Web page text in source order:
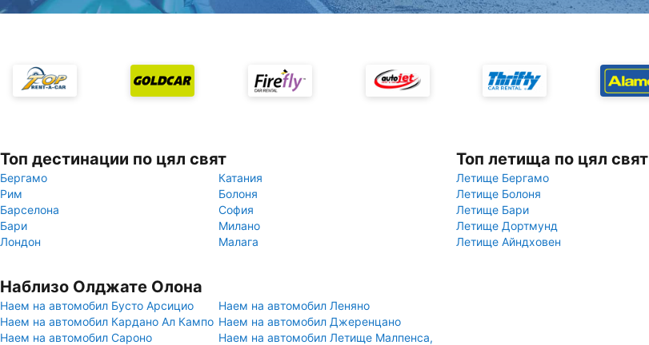
Топ дестинации по цял свят
Бергамо
Катания
Рим
Болоня
Барселона
София
Бари
Милано
Лондон
Малага
Топ летища по цял свят
Летище Бергамо
Летище Болоня
Летище Бари
Летище Дортмунд
Летище Айндховен
Наблизо Олджате Олона
Наем на автомобил Бусто Арсицио
Наем на автомобил Леняно
Наем на автомобил Кардано Ал Кампо Наем на автомобил Джеренцано
Наем на автомобил Сароно
Наем на автомобил Летище Малпенса,